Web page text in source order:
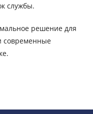
службы.
решение для
современные